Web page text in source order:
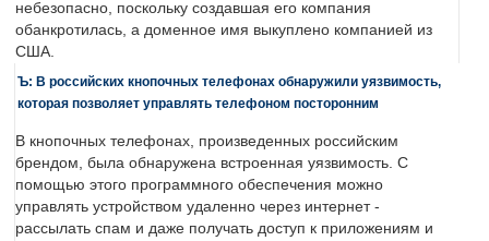
небезопасно, поскольку создавшая его компания
обанкротилась, а доменное имя выкуплено компанией из
США.
Ъ: В российских кнопочных телефонах обнаружили уязвимость,
которая позволяет управлять телефоном посторонним
В кнопочных телефонах, произведенных российским
брендом, была обнаружена встроенная уязвимость. С
помощью этого программного обеспечения можно
управлять устройством удаленно через интернет -
рассылать спам и даже получать доступ к приложениям и